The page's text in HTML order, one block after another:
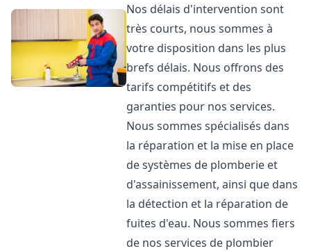
Nos délais d'intervention sont
très courts, nous sommes à
votre disposition dans les plus
brefs délais. Nous offrons des
tarifs compétitifs et des
garanties pour nos services.
Nous sommes spécialisés dans
la réparation et la mise en place
de systèmes de plomberie et
d'assainissement, ainsi que dans
la détection et la réparation de
fuites d'eau. Nous sommes fiers
de nos services de plombier